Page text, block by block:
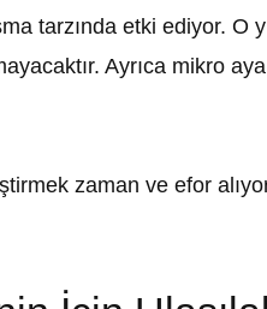
tarzında etki ediyor. O
Ayrıca mikro
zaman ve efor